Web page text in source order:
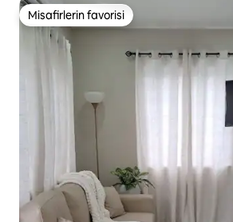
Misafirlerin favorisi
Misafirlerin favorisi